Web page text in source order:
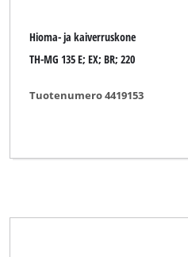
Hioma- ja kaiverruskone
TH-MG 135 E; EX; BR; 220
Tuotenumero 4419153